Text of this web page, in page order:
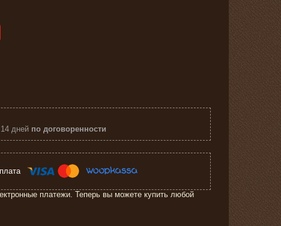
дней по договоренности
платежи. Теперь вы можете купить любой